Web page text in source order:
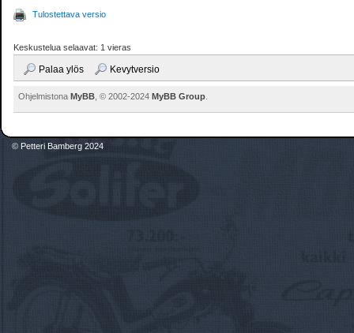
Tulostettava versio
Keskustelua selaavat: 1 vieras
Palaa ylös Kevytversio
OhjelmistonaMyBB , © 2002-2024MyBB Group
© Petteri Bamberg 2024